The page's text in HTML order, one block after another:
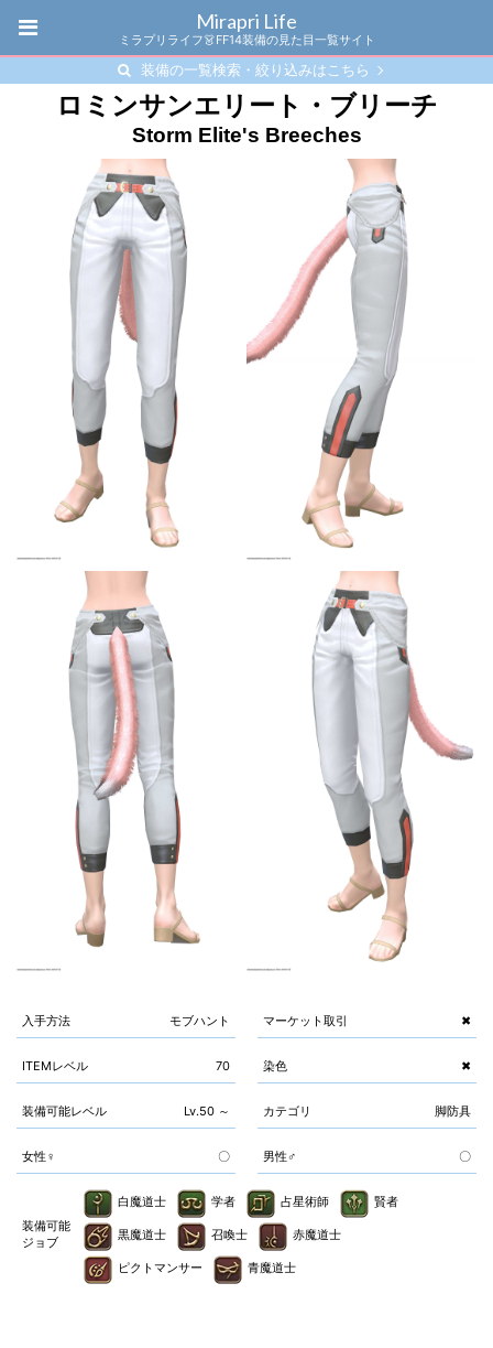
Mirapri Life
ミラプリライフ👗FF14装備の見た目一覧サイト
装備の一覧検索・絞り込みはこちら
ロミンサンエリート・ブリーチ
Storm Elite's Breeches
入手方法 モブハント マーケット取引 ✖
ITEMレベル 70 染色 ✖
装備可能レベル Lv.50 ～ カテゴリ 脚防具
女性♀ 〇 男性♂ 〇
装備可能
ジョブ
白魔道士 学者 占星術師 賢者
黒魔道士 召喚士 赤魔道士
ピクトマンサー 青魔道士